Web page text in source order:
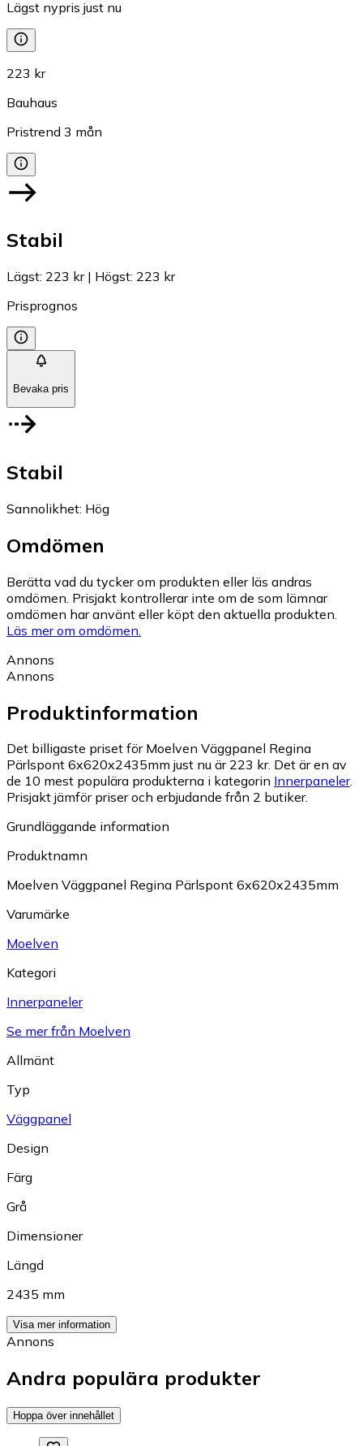
Lägst nypris just nu
223 kr
Bauhaus
Pristrend 3 mån
Stabil
Lägst: 223 kr| Högst: 223 kr
Prisprognos
Bevaka pris
Stabil
Sannolikhet: Hög
Omdömen
Berätta vad du tycker om produkten eller läs andras
omdömen. Prisjakt kontrollerar inte om de som lämnar
omdömen har använt eller köpt den aktuella produkten.
Läs mer om omdömen.
Annons
Annons
Produktinformation
Det billigaste priset för Moelven Väggpanel Regina
Pärlspont 6x620x2435mm just nu är 223 kr. Det är en av
de 10 mest populära produkterna i kategorin Innerpaneler.
Prisjakt jämför priser och erbjudande från 2 butiker.
Grundläggande information
Produktnamn
Moelven Väggpanel Regina Pärlspont 6x620x2435mm
Varumärke
Moelven
Kategori
Innerpaneler
Se mer från Moelven
Allmänt
Typ
Väggpanel
Design
Färg
Grå
Dimensioner
Längd
2435 mm
Visa mer information
Annons
Andra populära produkter
Hoppa över innehållet